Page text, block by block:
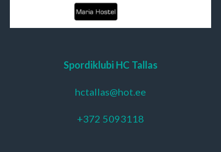
Spordiklubi HC Tallas
hctallas@hot.ee
+372 5093118